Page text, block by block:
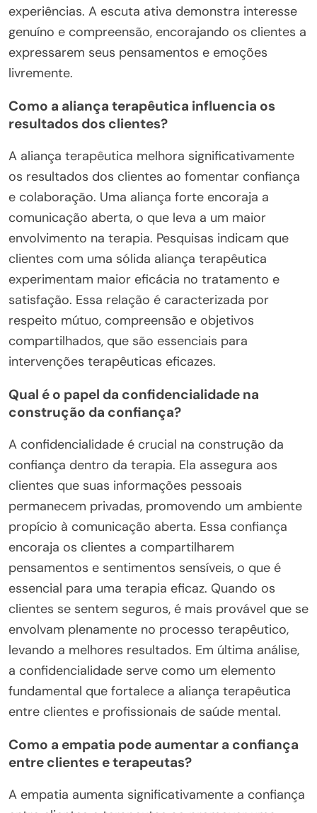
experiências. A escuta ativa demonstra interesse
genuíno e compreensão, encorajando os clientes a
expressarem seus pensamentos e emoções
livremente.
Como a aliança terapêutica influencia os
resultados dos clientes?
A aliança terapêutica melhora significativamente
os resultados dos clientes ao fomentar confiança
e colaboração. Uma aliança forte encoraja a
comunicação aberta, o que leva a um maior
envolvimento na terapia. Pesquisas indicam que
clientes com uma sólida aliança terapêutica
experimentam maior eficácia no tratamento e
satisfação. Essa relação é caracterizada por
respeito mútuo, compreensão e objetivos
compartilhados, que são essenciais para
intervenções terapêuticas eficazes.
Qual é o papel da confidencialidade na
construção da confiança?
A confidencialidade é crucial na construção da
confiança dentro da terapia. Ela assegura aos
clientes que suas informações pessoais
permanecem privadas, promovendo um ambiente
propício à comunicação aberta. Essa confiança
encoraja os clientes a compartilharem
pensamentos e sentimentos sensíveis, o que é
essencial para uma terapia eficaz. Quando os
clientes se sentem seguros, é mais provável que se
envolvam plenamente no processo terapêutico,
levando a melhores resultados. Em última análise,
a confidencialidade serve como um elemento
fundamental que fortalece a aliança terapêutica
entre clientes e profissionais de saúde mental.
Como a empatia pode aumentar a confiança
entre clientes e terapeutas?
A empatia aumenta significativamente a confiança